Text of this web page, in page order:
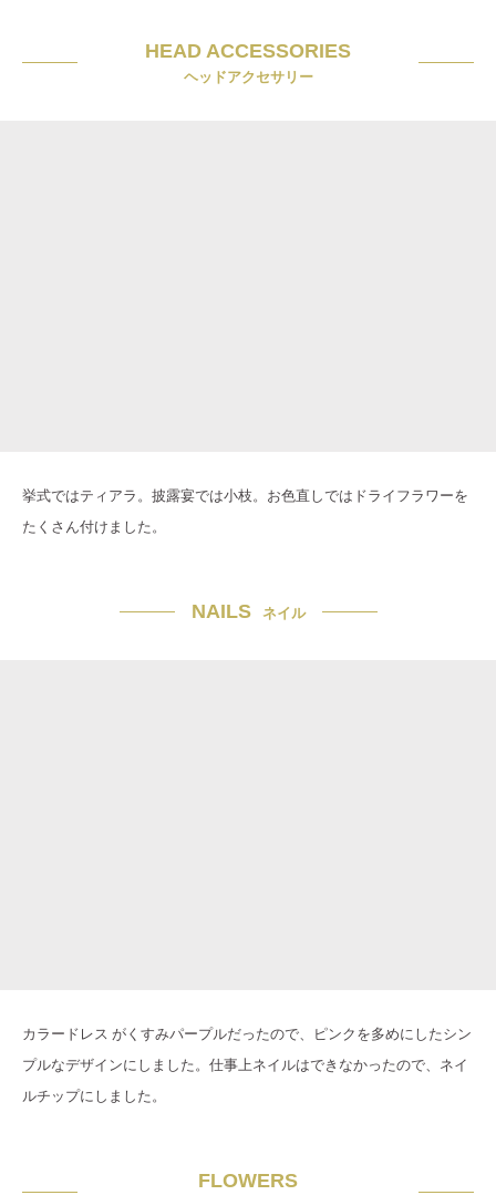
HEAD ACCESSORIES
ヘッドアクセサリー
挙式ではティアラ。披露宴では小枝。お色直しではドライフラワーを
たくさん付けました。
NAILS ネイル
カラードレス がくすみパープルだったので、ピンクを多めにしたシン
プルなデザインにしました。仕事上ネイルはできなかったので、ネイ
ルチップにしました。
FLOWERS